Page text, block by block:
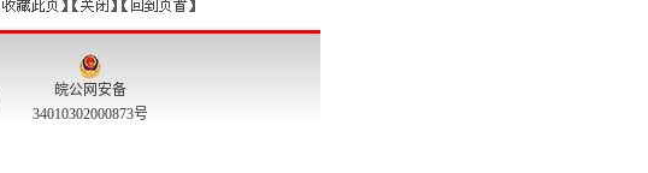
皖公网安备
34010302000873号